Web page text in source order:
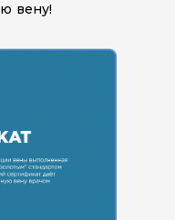
вену!